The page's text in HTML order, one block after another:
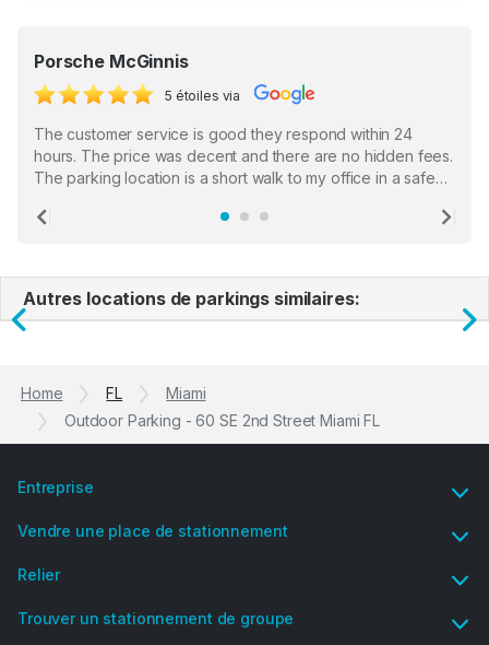
Porsche McGinnis
5 étoiles via
The customer service is good they respond within 24
hours. The price was decent and there are no hidden fees.
The parking location is a short walk to my office in a safe
the staff who serve as a third party in distributing the
Previous
Autres locations de parkings similaires:
Previous
Home FL
Miami
Outdoor Parking - 60 SE 2nd Street Miami FL
Entreprise
Vendre une place de stationnement
Relier
Trouver un stationnement de groupe